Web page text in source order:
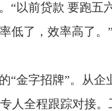
“以前贷款 要跑五
低了，效率高了
“金字招牌”。从企
人全程跟踪对接